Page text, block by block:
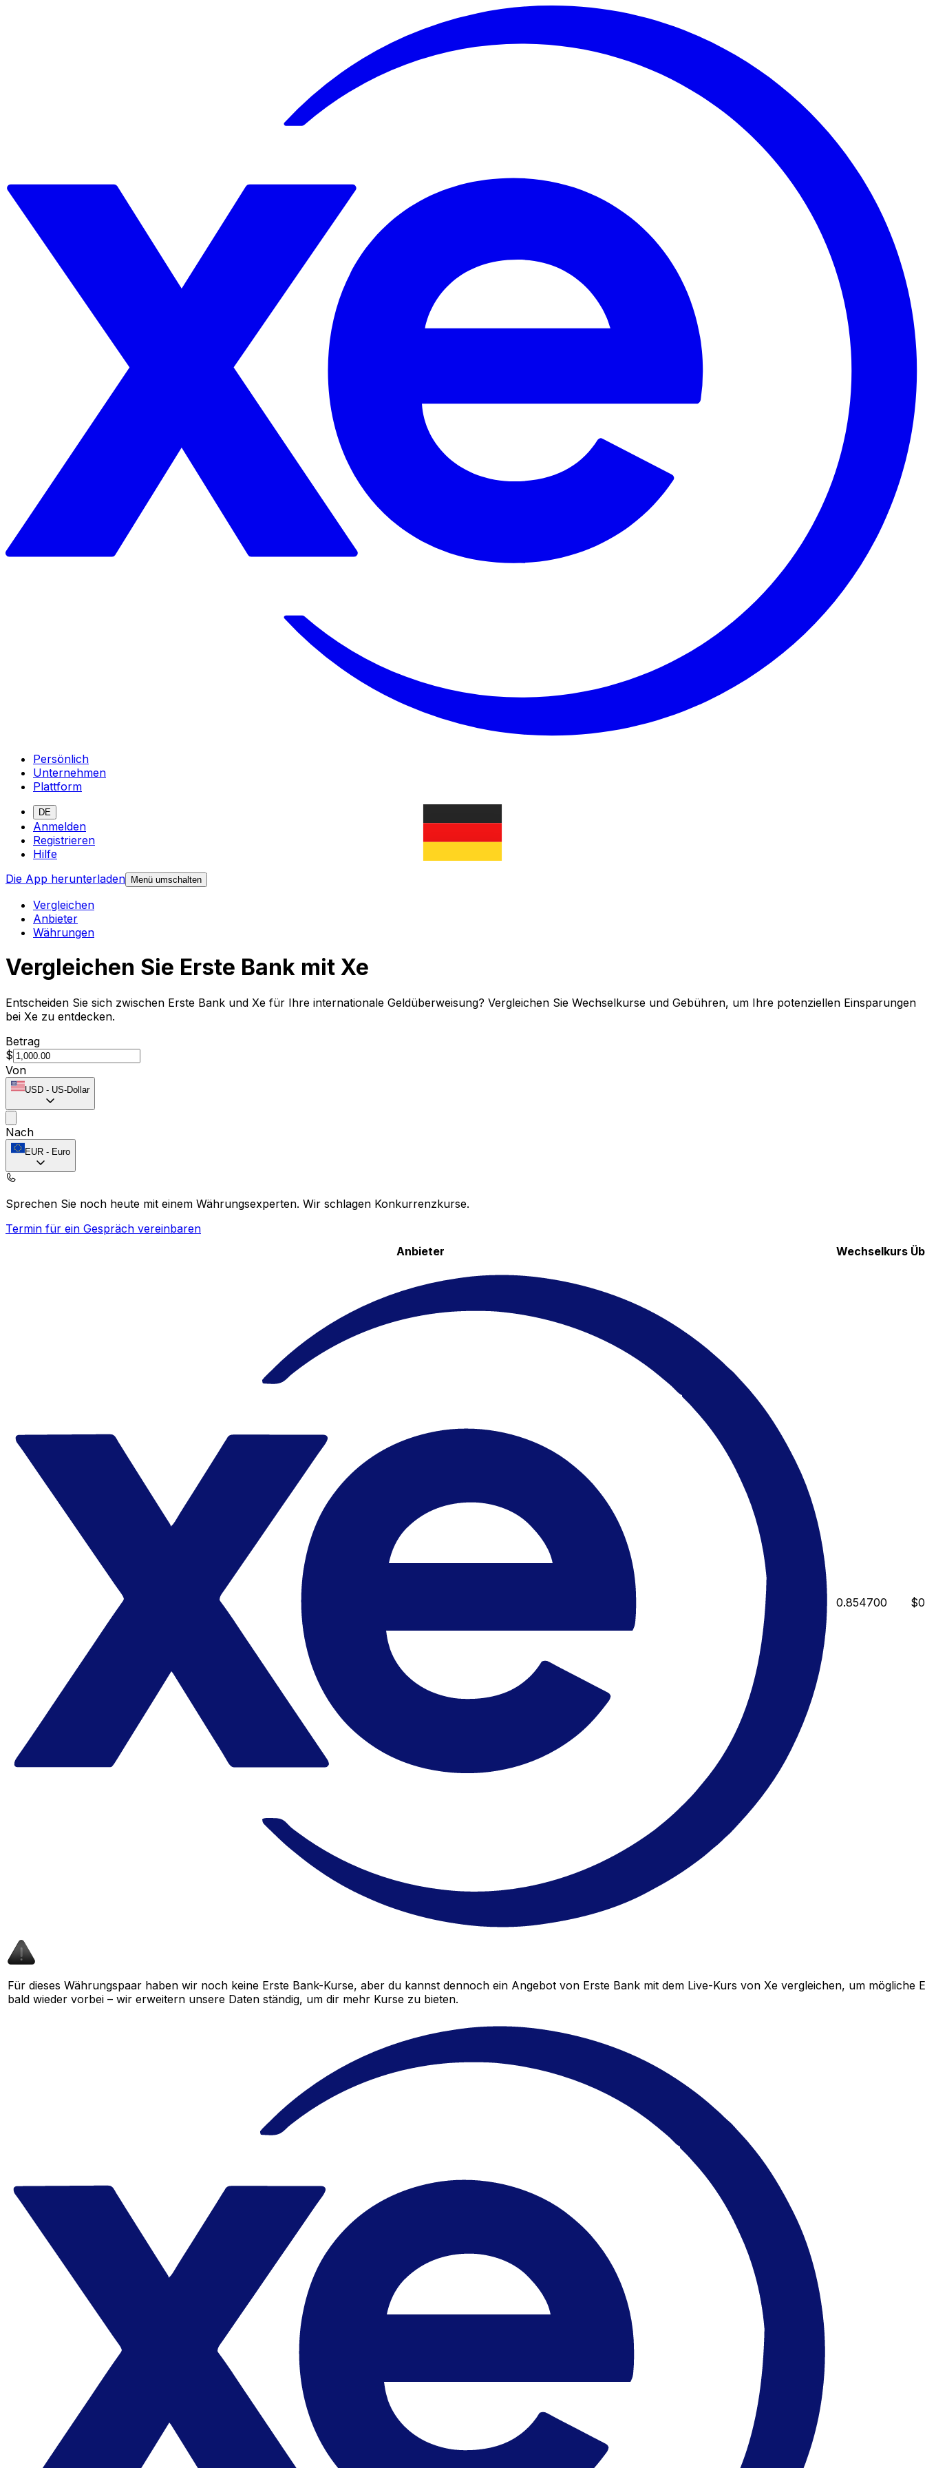
Persönlich
Unternehmen
Plattform
DE
Anmelden
Registrieren
Hilfe
Die App herunterladen Menü umschalten
Vergleichen
Anbieter
Währungen
Vergleichen Sie Erste Bank mit Xe
Entscheiden Sie sich zwischen Erste Bank und Xe für Ihre internationale Geldüberweisung? Vergleichen Sie Wechselkurse und Gebühren, um Ihre potenziellen Einsparungen
bei Xe zu entdecken.
Betrag
$
Von
USD - US-Dollar
Nach
EUR - Euro
Sprechen Sie noch heute mit einem Währungsexperten. Wir schlagen Konkurrenzkurse.
Termin für ein Gespräch vereinbaren
Anbieter
Wechselkurs
0.854700 $0
Für dieses Währungspaar haben wir noch keine Erste Bank-Kurse, aber du kannst dennoch ein Angebot von Erste Bank mit dem Live-Kurs von Xe vergleichen, um mögliche
bald wieder vorbei – wir erweitern unsere Daten ständig, um dir mehr Kurse zu bieten.